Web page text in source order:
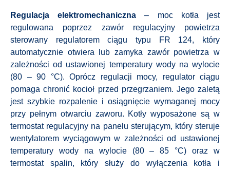
Regulacja elektromechaniczna– moc kotła jest
regulowana poprzez zawór regulacyjny powietrza
sterowany regulatorem ciągu typu FR 124, który
automatycznie otwiera lub zamyka zawór powietrza w
zależności od ustawionej temperatury wody na wylocie
(80 – 90 °C). Oprócz regulacji mocy, regulator ciągu
pomaga chronić kocioł przed przegrzaniem. Jego zaletą
jest szybkie rozpalenie i osiągnięcie wymaganej mocy
przy pełnym otwarciu zaworu. Kotły wyposażone są w
termostat regulacyjny na panelu sterującym, który steruje
wentylatorem wyciągowym w zależności od ustawionej
temperatury wody na wylocie (80 – 85 °C) oraz w
termostat spalin, który służy do wyłączenia kotła i